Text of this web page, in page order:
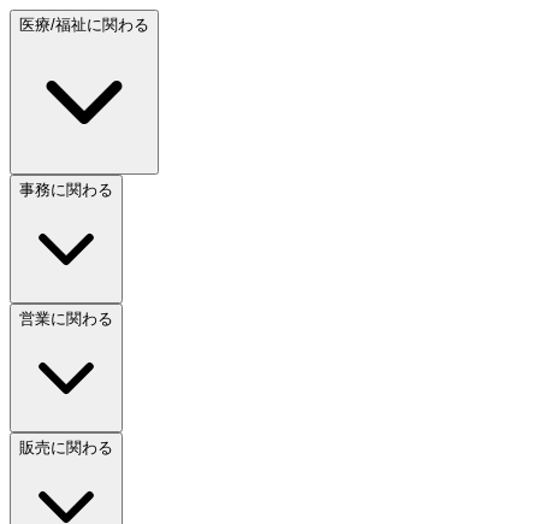
医療/福祉に関わる
事務に関わる
営業に関わる
販売に関わる